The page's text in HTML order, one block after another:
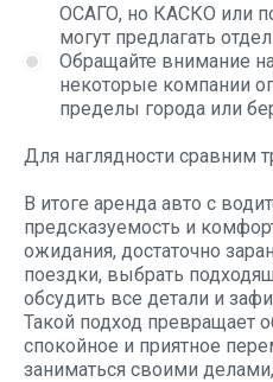
ОСАГО, но КАСКО или
могут предлагать
Обращайте внимание
некоторые компании
пределы города или
Для наглядности сравним
В итоге аренда авто с
предсказуемость и
ожидания, достаточно
поездки, выбрать
обсудить все детали и
Такой подход превращает
спокойное и приятное
заниматься своими